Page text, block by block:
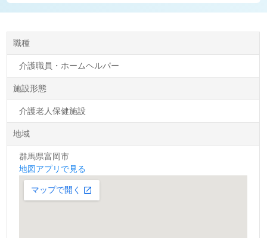
職種
介護職員・ホームヘルパー
施設形態
介護老人保健施設
地域
群馬県富岡市
地図アプリで見る